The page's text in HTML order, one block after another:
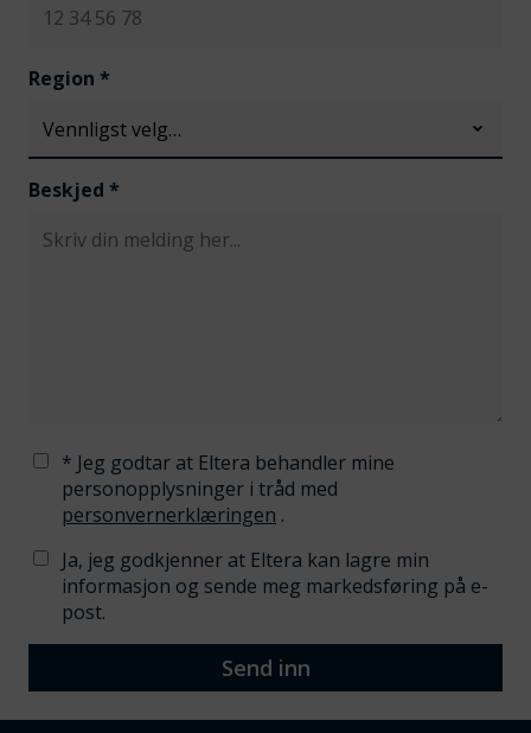
Region *
Beskjed *
* Jeg godtar at Eltera behandler mine
personopplysninger i tråd med
personvernerklæringen .
Ja, jeg godkjenner at Eltera kan lagre min
informasjon og sende meg markedsføring på e-
post.
Send inn